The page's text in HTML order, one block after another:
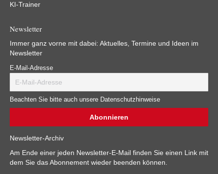
KI-Trainer
Newsletter
Immer ganz vorne mit dabei: Aktuelles, Termine und Ideen im
Newsletter
E-Mail-Adresse
Beachten Sie bitte auch unsere Datenschutzhinweise
Newsletter-Archiv
Am Ende einer jeden Newsletter-E-Mail finden Sie einen Link mit
dem Sie das Abonnement wieder beenden können.